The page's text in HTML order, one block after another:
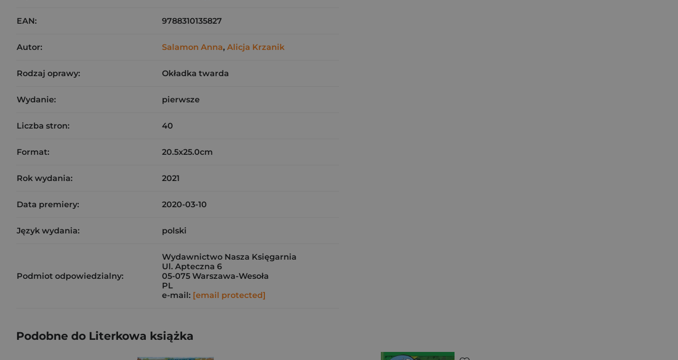
EAN: 9788310135827
Autor: Salamon Anna, Alicja Krzanik
Rodzaj oprawy: Okładka twarda
Wydanie: pierwsze
Liczba stron: 40
Format: 20.5x25.0cm
Rok wydania: 2021
Data premiery: 2020-03-10
Język wydania: polski
Podmiot odpowiedzialny:
Wydawnictwo Nasza Księgarnia
Ul. Apteczna 6
05-075 Warszawa-Wesoła
PL
e-mail: [email protected]
Podobne do Literkowa książka